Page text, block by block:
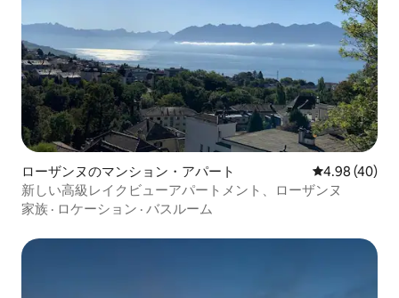
ローザンヌのマンション・アパート レビュー40
4.98 (40)
新しい高級レイクビューアパートメント、ローザンヌ
家族 · ロケーション · バスルーム